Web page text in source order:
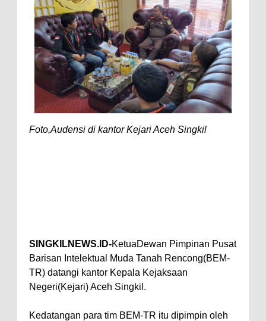
Foto,Audensi di kantor Kejari Aceh Singkil
SINGKILNEWS.ID-KetuaDewan Pimpinan Pusat
Barisan Intelektual Muda Tanah Rencong(BEM-
TR) datangi kantor Kepala Kejaksaan
Negeri(Kejari) Aceh Singkil.
Kedatangan para tim BEM-TR itu dipimpin oleh